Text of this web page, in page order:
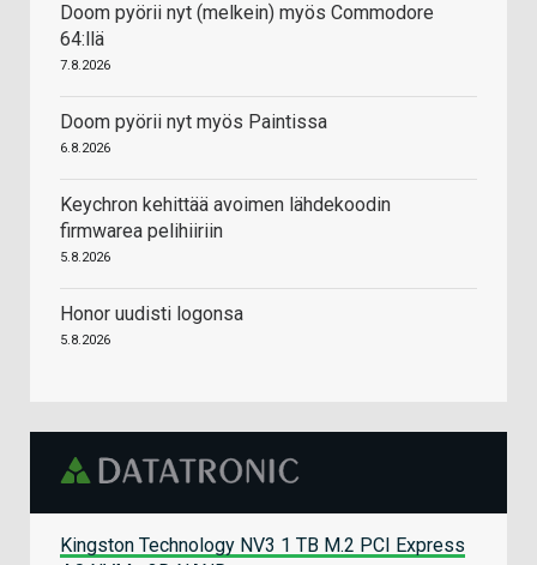
Doom pyörii nyt (melkein) myös Commodore
64:llä
7.8.2026
Doom pyörii nyt myös Paintissa
6.8.2026
Keychron kehittää avoimen lähdekoodin
firmwarea pelihiiriin
5.8.2026
Honor uudisti logonsa
5.8.2026
Kingston Technology NV3 1 TB M.2 PCI Express